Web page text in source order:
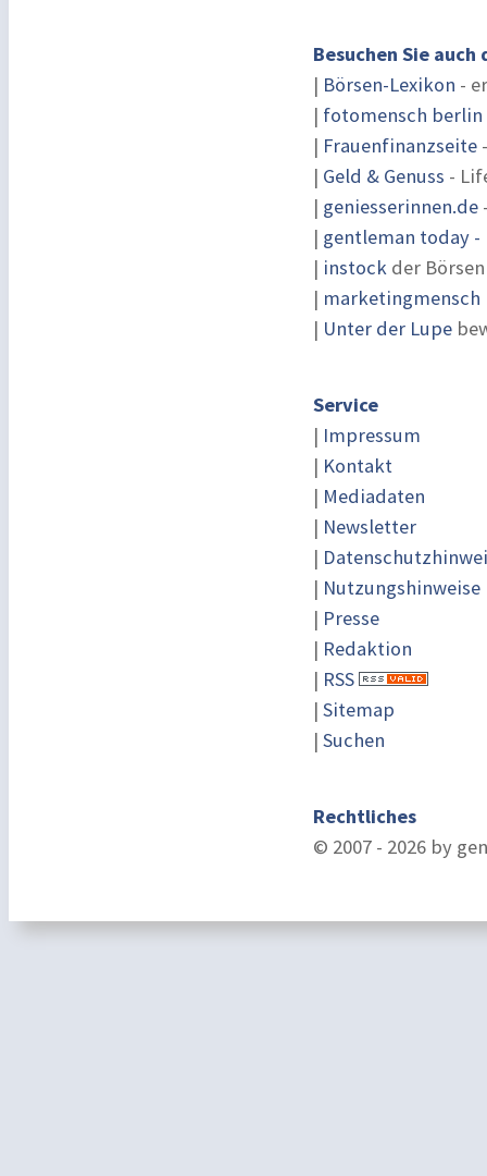
Besuchen Sie
| Börsen-Lexikon -
| fotomensch berlin
| Frauenfinanzseite
| Geld & Genuss -
| geniesserinnen.de
| gentleman today -
| instock der
|
| Unter der Lupe
Service
| Impressum
| Kontakt
| Mediadaten
| Newsletter
|
| Nutzungshinweise
| Presse
| Redaktion
| RSS
| Sitemap
| Suchen
Rechtliches
© 2007 - 2026 by